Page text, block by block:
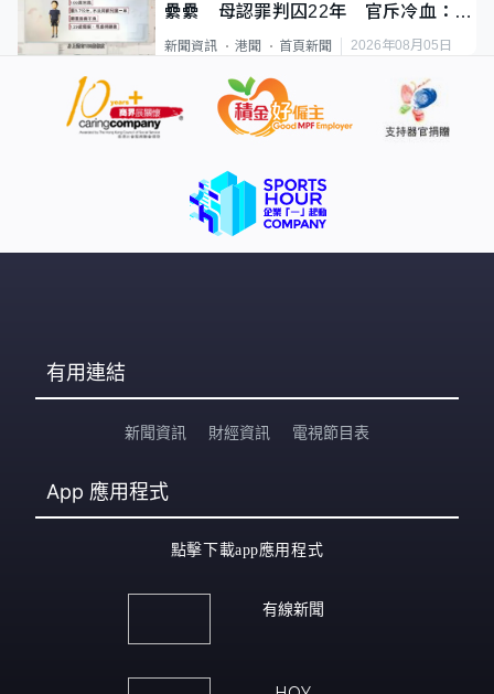
纍纍 母認罪判囚22年 官斥冷血：同
類案最惡劣
新聞資訊 港聞 首頁新聞 2026年08月05日
有用連結
新聞資訊 財經資訊 電視節目表
App 應用程式
點擊下載app應用程式
有線新聞